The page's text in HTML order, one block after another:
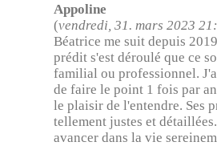
Appoline
(vendredi, 31. mars 2023
Béatrice me suit depuis
prédit s'est déroulé que ce
familial ou professionnel.
de faire le point 1 fois par
le plaisir de l'entendre. Ses
tellement justes et
avancer dans la vie